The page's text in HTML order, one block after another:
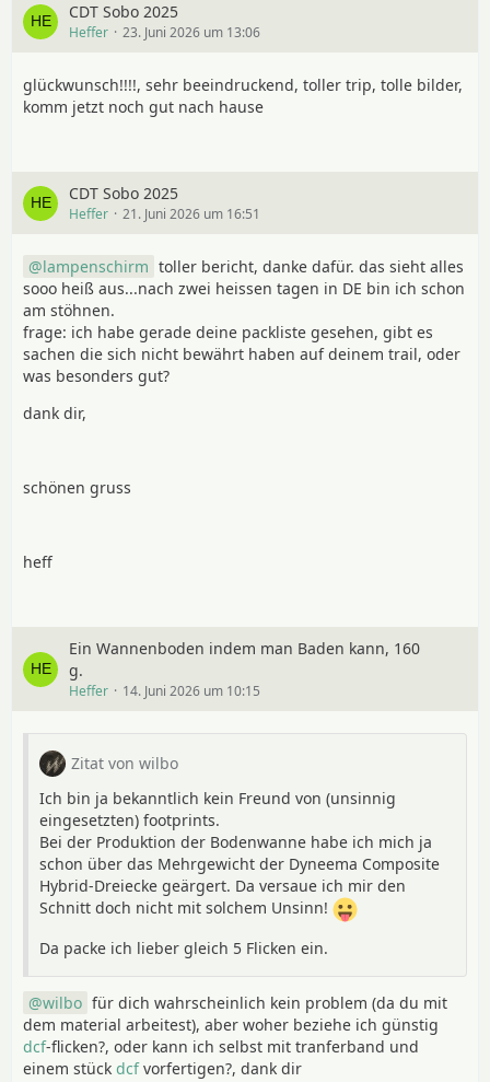
CDT Sobo 2025
Heffer 23. Juni 2026 um 13:06
glückwunsch!!!!, sehr beeindruckend, toller trip, tolle bilder,
komm jetzt noch gut nach hause
CDT Sobo 2025
Heffer 21. Juni 2026 um 16:51
lampenschirm toller bericht, danke dafür. das sieht alles
sooo heiß aus...nach zwei heissen tagen in DE bin ich schon
am stöhnen.
frage: ich habe gerade deine packliste gesehen, gibt es
sachen die sich nicht bewährt haben auf deinem trail, oder
was besonders gut?
dank dir,
schönen gruss
heff
Ein Wannenboden indem man Baden kann, 160
g.
Heffer 14. Juni 2026 um 10:15
Zitat von wilbo
Ich bin ja bekanntlich kein Freund von (unsinnig
eingesetzten) footprints.
Bei der Produktion der Bodenwanne habe ich mich ja
schon über das Mehrgewicht der Dyneema Composite
Hybrid-Dreiecke geärgert. Da versaue ich mir den
Schnitt doch nicht mit solchem Unsinn!
Da packe ich lieber gleich 5 Flicken ein.
wilbo für dich wahrscheinlich kein problem (da du mit
dem material arbeitest), aber woher beziehe ich günstig
dcf-flicken?, oder kann ich selbst mit tranferband und
einem stück dcfvorfertigen?, dank dir